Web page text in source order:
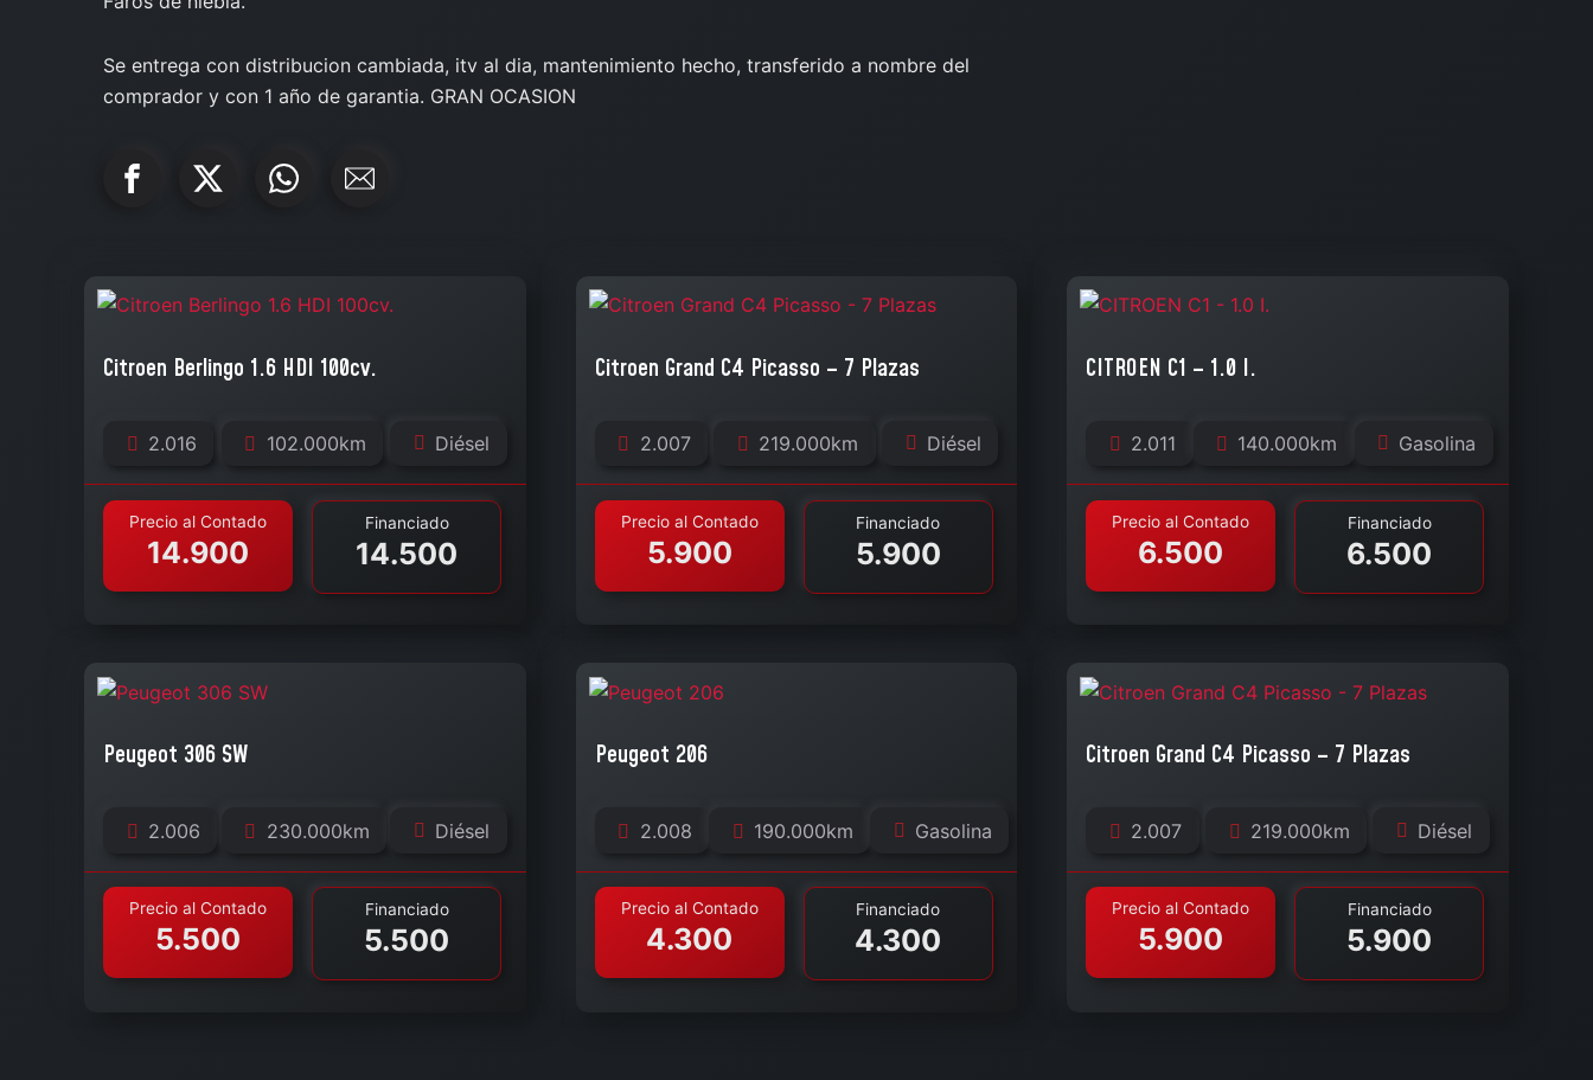
Se entrega con distribucion cambiada, itv al dia, mantenimiento hecho, transferido a nombre del
comprador y con 1 año de garantia. GRAN OCASION
Citroen Berlingo 1.6 HDI 100cv.
2.016 102.000km Diésel
Precio al Contado
14.900
Financiado
14.500
Citroen Grand C4 Picasso – 7 Plazas
2.007 219.000km Diésel
Precio al Contado
5.900
Financiado
5.900
CITROEN C1 – 1.0 I.
2.011 140.000km Gasolina
Precio al Contado
6.500
Financiado
6.500
Peugeot 306 SW
2.006 230.000km Diésel
Precio al Contado
5.500
Financiado
5.500
Peugeot 206
2.008 190.000km Gasolina
Precio al Contado
4.300
Financiado
4.300
Citroen Grand C4 Picasso – 7 Plazas
2.007 219.000km Diésel
Precio al Contado
5.900
Financiado
5.900